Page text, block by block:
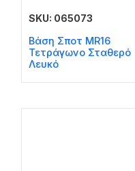
SKU: 065073
Βάση Σποτ MR16
Τετράγωνο Σταθερό
Λευκό